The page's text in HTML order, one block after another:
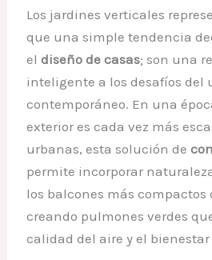
Los jardines verticales
que una simple tendencia
eldiseño de casas; son una
inteligente a los desafíos del
contemporáneo. En una
exterior es cada vez más
urbanas, esta solución de
permite incorporar
los balcones más
creando pulmones verdes
calidad del aire y el